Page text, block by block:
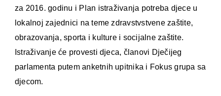
za 2016. godinu i Plan istraživanja potreba djece u
lokalnoj zajednici na teme zdravstvstvene zaštite,
obrazovanja, sporta i kulture i socijalne zaštite.
Istraživanje će provesti djeca, članovi Dječijeg
parlamenta putem anketnih upitnika i Fokus grupa sa
djecom.